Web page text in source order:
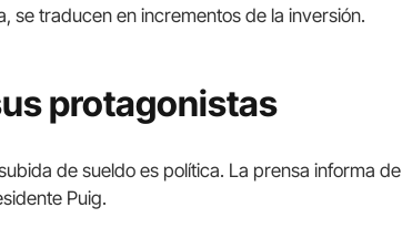
se traducen en incrementos de la inversión.
protagonistas
de sueldo es política. La prensa informa de
Puig.